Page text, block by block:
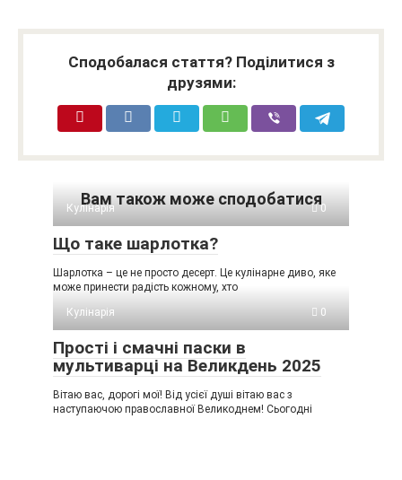
Сподобалася стаття? Поділитися з
друзями:
Вам також може сподобатися
Кулінарія 0
Що таке шарлотка?
Шарлотка – це не просто десерт. Це кулінарне диво, яке
може принести радість кожному, хто
Кулінарія
0
Прості і смачні паски в
мультиварці на Великдень 2025
Вітаю вас, дорогі мої! Від усієї душі вітаю вас з
наступаючою православної Великоднем! Сьогодні